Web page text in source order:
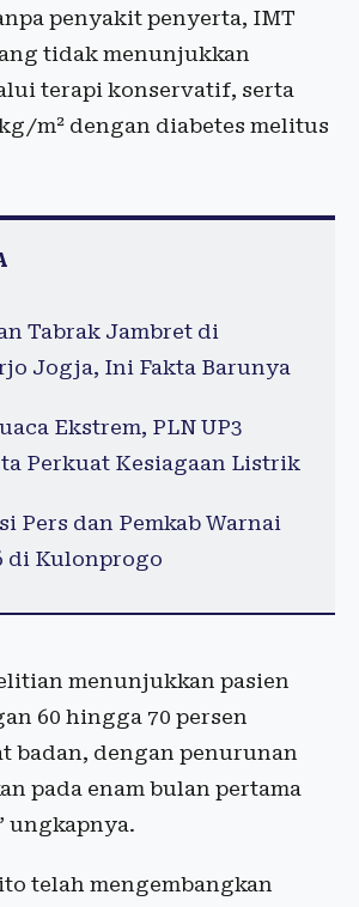
penyakit penyerta, IMT
tidak menunjukkan
terapi konservatif, serta
m² dengan diabetes melitus
Tabrak Jambret di
Jogja, Ini Fakta Barunya
Ekstrem, PLN UP3
Perkuat Kesiagaan Listrik
Pers dan Pemkab Warnai
di Kulonprogo
menunjukkan pasien
60 hingga 70 persen
badan, dengan penurunan
pada enam bulan pertama
ungkapnya.
telah mengembangkan